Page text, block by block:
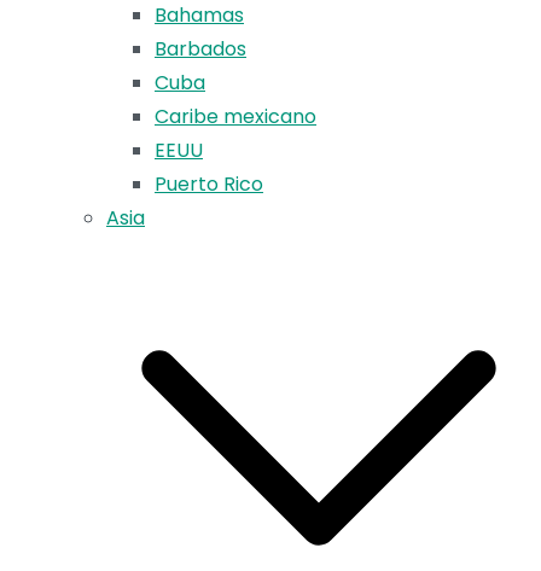
Bahamas
Barbados
Cuba
Caribe mexicano
EEUU
Puerto Rico
Asia